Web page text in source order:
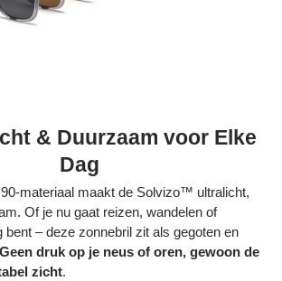
& Duurzaam voor Elke
Dag
materiaal maakt de Solvizo™ ultralicht,
Of je nu gaat reizen, wandelen of
bent – deze zonnebril zit als gegoten en
Geen druk op je neus of oren, gewoon de
zicht.